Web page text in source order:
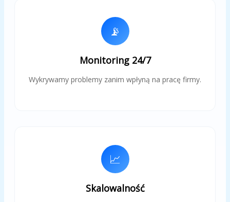
📡
Monitoring 24/7
Wykrywamy problemy zanim wpłyną na pracę firmy.
📈
Skalowalność